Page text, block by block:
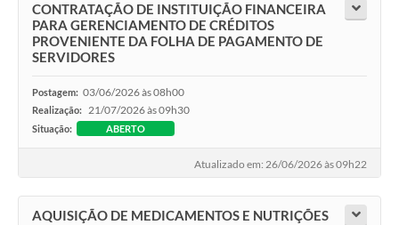
CONTRATAÇÃO DE INSTITUIÇÃO FINANCEIRA
PARA GERENCIAMENTO DE CRÉDITOS
PROVENIENTE DA FOLHA DE PAGAMENTO DE
SERVIDORES
Postagem: 03/06/2026 às 08h00
Realização: 21/07/2026 às 09h30
Situação: ABERTO
Atualizado em: 26/06/2026 às 09h22
AQUISIÇÃO DE MEDICAMENTOS E NUTRIÇÕES